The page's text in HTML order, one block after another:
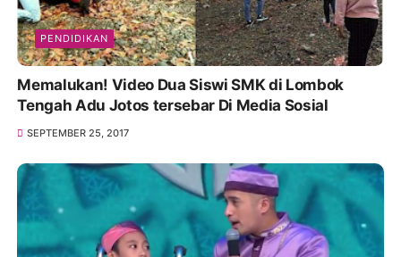
PENDIDIKAN
Memalukan! Video Dua Siswi SMK di Lombok
Tengah Adu Jotos tersebar Di Media Sosial
SEPTEMBER 25, 2017